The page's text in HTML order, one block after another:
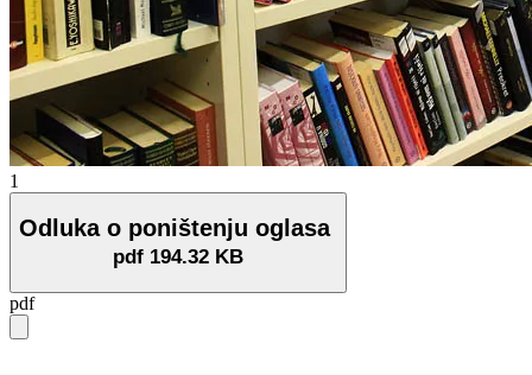
1
Odluka o poništenju oglasa
pdf 194.32 KB
pdf